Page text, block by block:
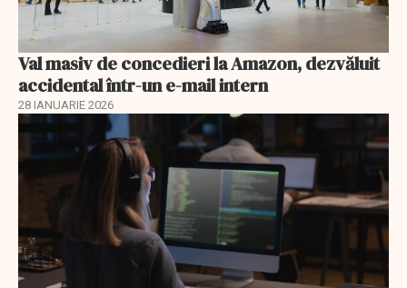
Val masiv de concedieri la Amazon, dezvăluit
accidental într-un e-mail intern
28 IANUARIE 2026